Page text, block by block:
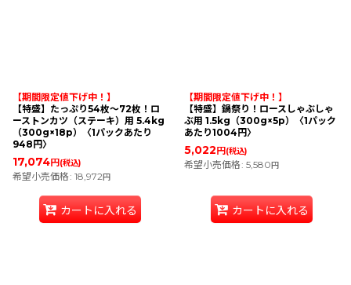
【期間限定値下げ中！】
【特盛】たっぷり54枚〜72枚！ロ
ーストンカツ（ステーキ）用 5.4kg
（300g×18p）〈1パックあたり
948円〉
17,074円 (税込)
希望小売価格: 18,972円
カートに入れる
【期間限定値下げ中！】
【特盛】鍋祭り！ロースしゃぶしゃ
ぶ用 1.5kg（300g×5p）〈1パック
あたり1004円〉
5,022 円 (税込)
希望小売価格: 5,580円
カートに入れる